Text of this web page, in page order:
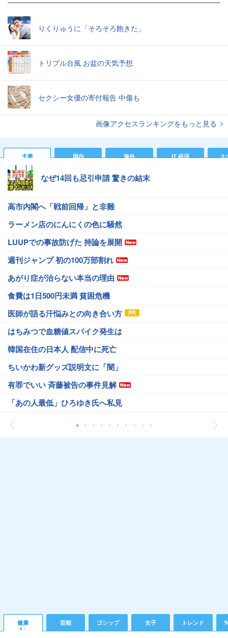
りくりゅうに「そろそろ飽きた」
トリプル台風 お盆の天気予想
セクシー女優の寄付報告 中傷も
画像アクセスランキングをもっと見る
主要 国内 海外 IT 経済 ス
なぜ14回も忌引申請 驚きの結末
高市内閣へ「戦前回帰」と非難
ラーメン店のにんにくの色に騒然
LUUPでの事故防げた 持論を展開
週刊ジャンプ 初の100万部割れ
あがり症が治らない本当の理由
食費は1日500円未満 貧困危機
医師が語る汗悩みとの向き合い方
はちみつで血糖値スパイク発生は
韓国在住の日本人 配信中に死亡
ちいかわ新グッズ説明文に「闇」
有罪でいい 斉藤被告の事件見解
「あの人最低」ひろゆき氏へ私見
健康 芸能 ゴシップ 女子 トレンド